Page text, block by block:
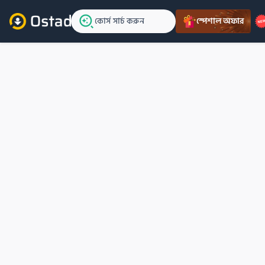
কোর্স সার্চ করুন স্পেশাল অফার